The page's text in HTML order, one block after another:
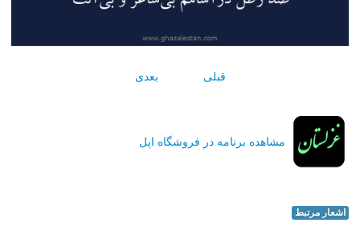
قبلی بعدی
مشاهده برنامه در فروشگاه اپل
اشعار مرتبط